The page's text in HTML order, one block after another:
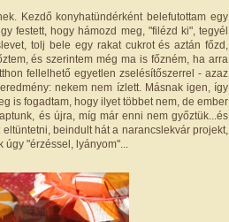
Kezdő konyhatündérként belefutottam egy
festett, hogy hámozd meg, "filézd ki", tegyél
tolj bele egy rakat cukrot és aztán főzd,
és szerintem még ma is főzném, ha arra
fellelhető egyetlen zselésítőszerrel - azaz
nekem nem ízlett. Másnak igen, így
is fogadtam, hogy ilyet többet nem, de ember
és újra, míg már enni nem győztük...és
beindult hát a narancslekvár projekt,
"érzéssel, lyányom"...